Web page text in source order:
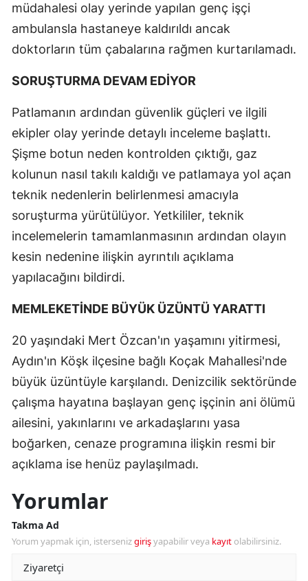
müdahalesi olay yerinde yapılan genç işçi
ambulansla hastaneye kaldırıldı ancak
doktorların tüm çabalarına rağmen kurtarılamadı.
SORUŞTURMA DEVAM EDİYOR
Patlamanın ardından güvenlik güçleri ve ilgili
ekipler olay yerinde detaylı inceleme başlattı.
Şişme botun neden kontrolden çıktığı, gaz
kolunun nasıl takılı kaldığı ve patlamaya yol açan
teknik nedenlerin belirlenmesi amacıyla
soruşturma yürütülüyor. Yetkililer, teknik
incelemelerin tamamlanmasının ardından olayın
kesin nedenine ilişkin ayrıntılı açıklama
yapılacağını bildirdi.
MEMLEKETİNDE BÜYÜK ÜZÜNTÜ YARATTI
20 yaşındaki Mert Özcan'ın yaşamını yitirmesi,
Aydın'ın Köşk ilçesine bağlı Koçak Mahallesi'nde
büyük üzüntüyle karşılandı. Denizcilik sektöründe
çalışma hayatına başlayan genç işçinin ani ölümü
ailesini, yakınlarını ve arkadaşlarını yasa
boğarken, cenaze programına ilişkin resmi bir
açıklama ise henüz paylaşılmadı.
Yorumlar
Takma Ad
Yorum yapmak için, istersenizgirişyapabilir veya kayıt olabilirsiniz.